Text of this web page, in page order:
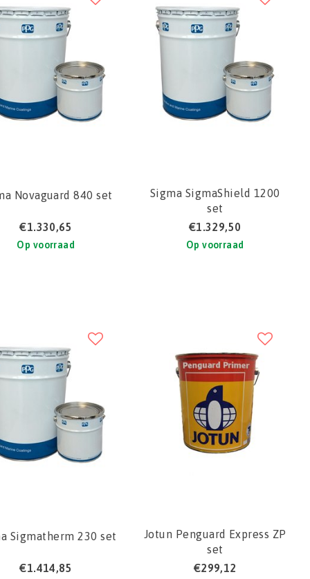
Novaguard 840 set
€1.330,65
Op voorraad
Sigma SigmaShield 1200
set
€1.329,50
Op voorraad
Sigmatherm 230 set
€1.414,85
Jotun Penguard Express ZP
set
€299,12